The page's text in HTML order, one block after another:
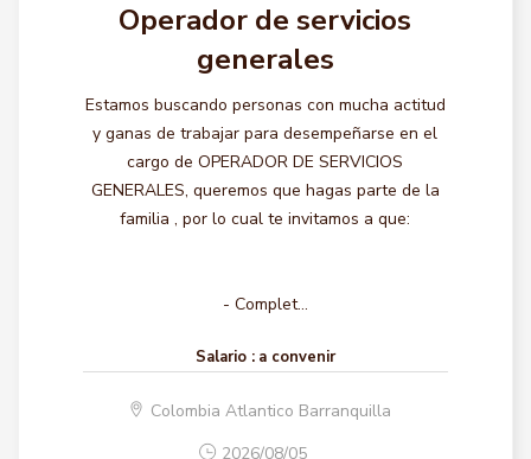
Operador de servicios
generales
Estamos buscando personas con mucha actitud
y ganas de trabajar para desempeñarse en el
cargo de OPERADOR DE SERVICIOS
GENERALES, queremos que hagas parte de la
familia , por lo cual te invitamos a que:
- Complet...
Salario : a convenir
Colombia Atlantico Barranquilla
2026/08/05